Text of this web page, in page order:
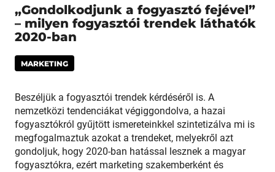
„Gondolkodjunk a fogyasztó fejével”
– milyen fogyasztói trendek láthatók
2020-ban
MARKETING
Beszéljük a fogyasztói trendek kérdéséről is. A
nemzetközi tendenciákat végiggondolva, a hazai
fogyasztókról gyűjtött ismereteinkkel szintetizálva mi is
megfogalmaztuk azokat a trendeket, melyekről azt
gondoljuk, hogy 2020-ban hatással lesznek a magyar
fogyasztókra, ezért marketing szakemberként és